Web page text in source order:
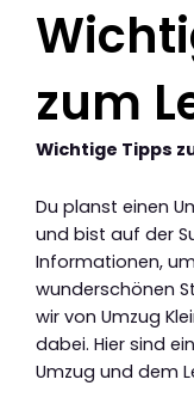
zum
Wichtige Tipps
Du planst einen
und bist auf der
Informationen,
wunderschönen
wir von Umzug
dabei. Hier sind
Umzug und dem